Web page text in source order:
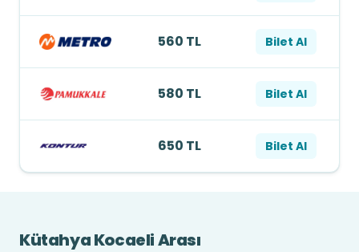
560 TL Bilet Al
580 TL Bilet Al
650 TL Bilet Al
Kütahya Kocaeli Arası